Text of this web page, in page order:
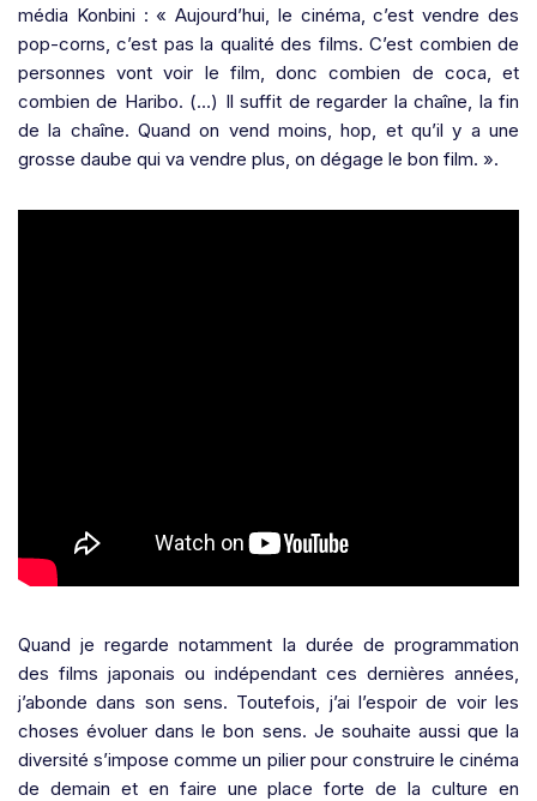
média Konbini : « Aujourd’hui, le cinéma, c’est vendre des
pop-corns, c’est pas la qualité des films. C’est combien de
personnes vont voir le film, donc combien de coca, et
combien de Haribo. (…) Il suffit de regarder la chaîne, la fin
de la chaîne. Quand on vend moins, hop, et qu’il y a une
grosse daube qui va vendre plus, on dégage le bon film. ».
Quand je regarde notamment la durée de programmation
des films japonais ou indépendant ces dernières années,
j’abonde dans son sens. Toutefois, j’ai l’espoir de voir les
choses évoluer dans le bon sens. Je souhaite aussi que la
diversité s’impose comme un pilier pour construire le cinéma
de demain et en faire une place forte de la culture en